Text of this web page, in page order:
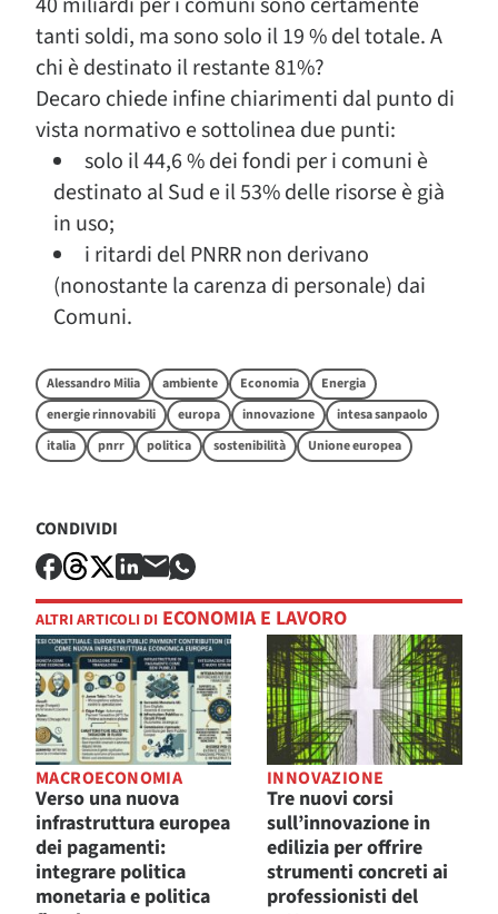
tanti soldi, ma sono solo il 19 % del totale. A
chi è destinato il restante 81%?
Decaro chiede infine chiarimenti dal punto di
vista normativo e sottolinea due punti:
solo il 44,6 % dei fondi per i comuni è
destinato al Sud e il 53% delle risorse è già
in uso;
i ritardi del PNRR non derivano
(nonostante la carenza di personale) dai
Comuni.
Alessandro Milia ambiente Economia
Energia
energie rinnovabili
europa innovazione
intesa sanpaolo
italia
pnrr politica sostenibilità Unione europea
CONDIVIDI
ALTRI ARTICOLI DI ECONOMIA E LAVORO
MACROECONOMIA
Verso una nuova
infrastruttura europea
dei pagamenti:
integrare politica
monetaria e politica
INNOVAZIONE
Tre nuovi corsi
sull’innovazione in
edilizia per offrire
strumenti concreti ai
professionisti del